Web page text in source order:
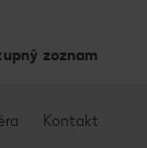
zoznam
Kontakt